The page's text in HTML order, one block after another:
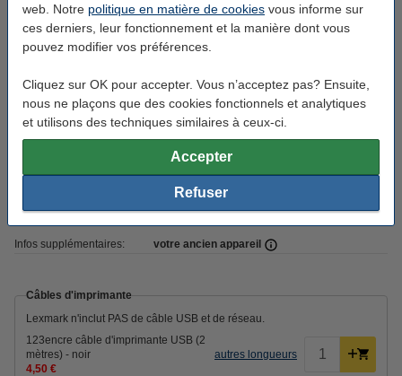
web. Notre politique en matière de cookies vous informe sur
ces derniers, leur fonctionnement et la manière dont vous
pouvez modifier vos préférences.
Cliquez sur OK pour accepter. Vous n’acceptez pas? Ensuite,
nous ne plaçons que des cookies fonctionnels et analytiques
et utilisons des techniques similaires à ceux-ci.
Accepter
Refuser
Wifi: non
Adf: oui (130 feuilles)
oui (imprimer, copier, numériser)
Mémoire: 4.096 MB
Infos supplémentaires: votre ancien appareil
Câbles d'imprimante
Lexmark n'inclut PAS de câble USB et de réseau.
123encre câble d'imprimante USB (2
mètres) - noir
4,50 €
autres longueurs